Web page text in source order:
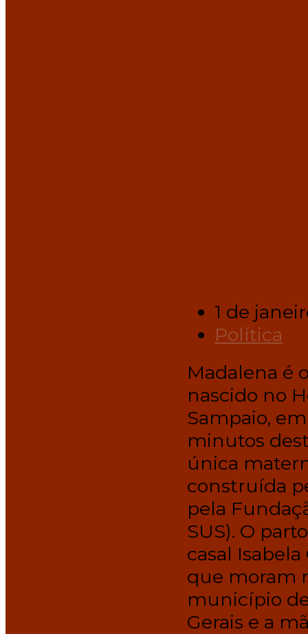
1 de
Política
Madalena é
nascido no
Sampaio,
minutos
única
construída
pela
SUS). O
casal
que moram
município
Gerais e a